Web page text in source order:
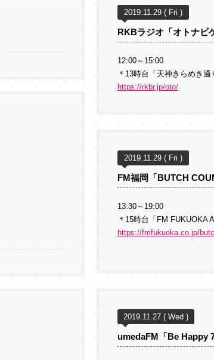
2019.11.29 ( Fri )
RKBラジオ「オトナビ
12:00～15:00
＊13時台「天神きらめき
https://rkbr.jp/oto/
2019.11.29 ( Fri )
FM福岡「BUTCH
13:30～19:00
＊15時台「FM FUKUOKA
https://fmfukuoka.co.jp/
2019.11.27 ( Wed )
umedaFM「Be Happy